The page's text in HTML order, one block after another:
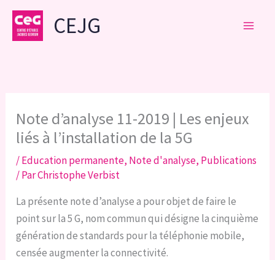
Aller
contenu
CEJG
Note d’analyse 11-2019 | Les enjeux
liés à l’installation de la 5G
/Education permanente, Note d'analyse, Publications
/ ParChristophe Verbist
La présente note d’analyse a pour objet de faire le
point sur la 5 G, nom commun qui désigne la cinquième
génération de standards pour la téléphonie mobile,
censée augmenter la connectivité.